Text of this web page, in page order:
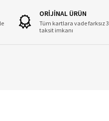
ORİJİNAL ÜRÜN
Tüm kartlara vade farksız 3
taksit imkanı